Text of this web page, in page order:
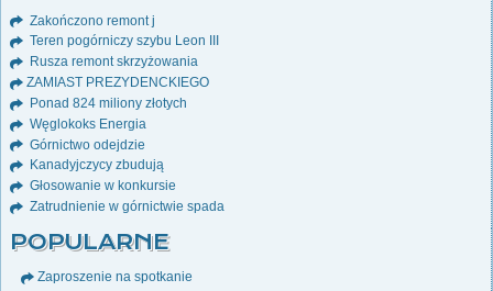
Zakończono remont j
Teren pogórniczy szybu Leon III
Rusza remont skrzyżowania
ZAMIAST PREZYDENCKIEGO
Ponad 824 miliony złotych
Węglokoks Energia
Górnictwo odejdzie
Kanadyjczycy zbudują
Głosowanie w konkursie
Zatrudnienie w górnictwie spada
POPULARNE
Zaproszenie na spotkanie